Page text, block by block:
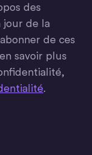
des
jour de la
de ces
savoir plus
.